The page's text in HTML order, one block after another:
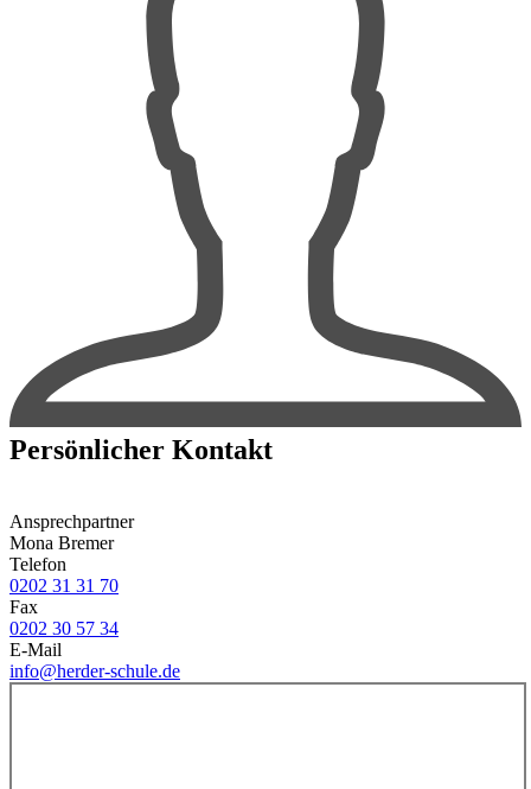
Persönlicher Kontakt
Ansprechpartner
Mona Bremer
Telefon
0202 31 31 70
Fax
0202 30 57 34
E-Mail
info@herder-schule.de